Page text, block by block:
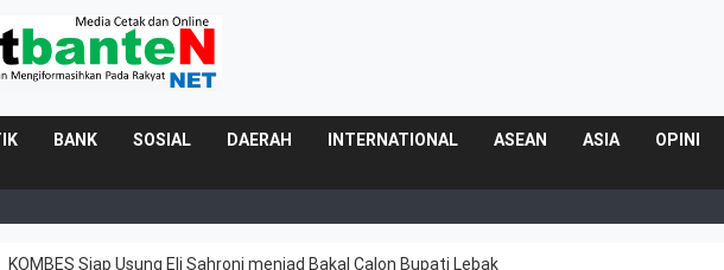
BANK SOSIAL DAERAH INTERNATIONAL ASEAN ASIA OPINI
KOMBES Siap Usung Eli Sahroni menjad Bakal Calon Bupati Lebak